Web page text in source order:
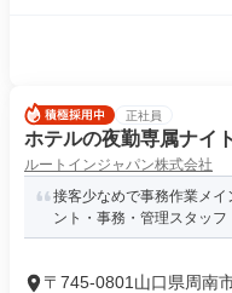
正社員
ホテルの夜勤専属ナイ
ルートインジャパン株式会社
接客少なめで事務作業メ
ント・事務・管理スタッフ
〒745-0801山口県周南